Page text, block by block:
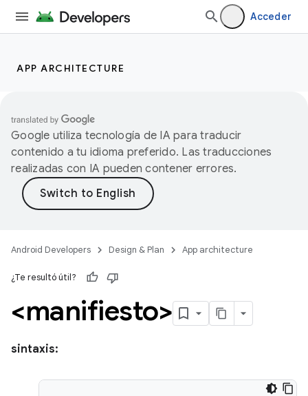
Acceder
APP ARCHITECTURE
Google utiliza tecnología de IA para traducir
contenido a tu idioma preferido. Las traducciones
realizadas con IA pueden contener errores.
Android Developers Design & Plan App architecture
¿Te resultó útil?
<manifiesto>
sintaxis: